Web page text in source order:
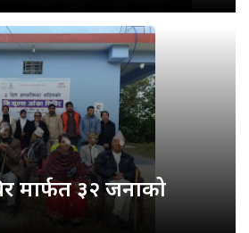
मार्फत ३२ जनाको